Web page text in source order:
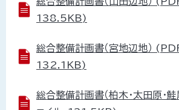
138.5KB)
総合整備計画書（宮地辺地）
132.1KB)
総合整備計画書（柏木・太田原・